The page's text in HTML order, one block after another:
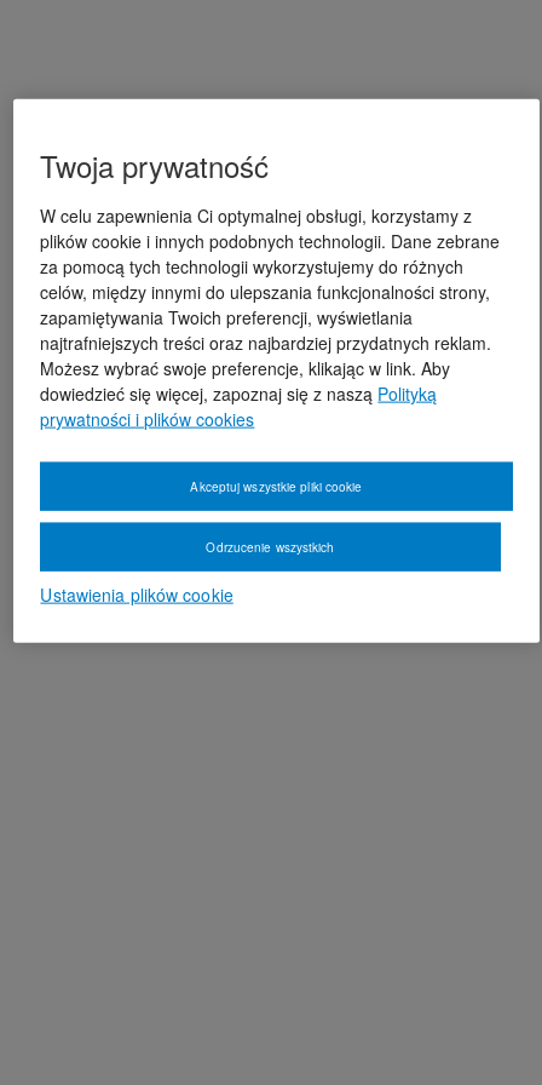
Twoja prywatność
W celu zapewnienia Ci optymalnej obsługi, korzystamy z
plików cookie i innych podobnych technologii. Dane zebrane
za pomocą tych technologii wykorzystujemy do różnych
celów, między innymi do ulepszania funkcjonalności strony,
zapamiętywania Twoich preferencji, wyświetlania
najtrafniejszych treści oraz najbardziej przydatnych reklam.
Możesz wybrać swoje preferencje, klikając w link. Aby
dowiedzieć się więcej, zapoznaj się z naszą Polityką
prywatności i plików cookies
Ustawienia plików cookie
Odrzucenie wszystkich
Akceptuj wszystkie pliki cookie